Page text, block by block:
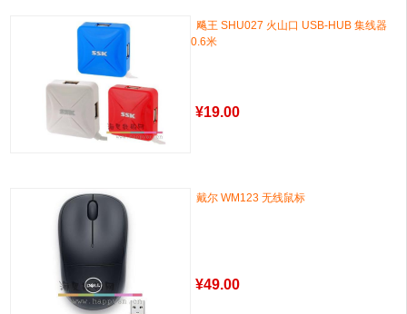
飚王 SHU027 火山口 USB-HUB 集线器
0.6米
¥19.00
戴尔 WM123 无线鼠标
¥49.00